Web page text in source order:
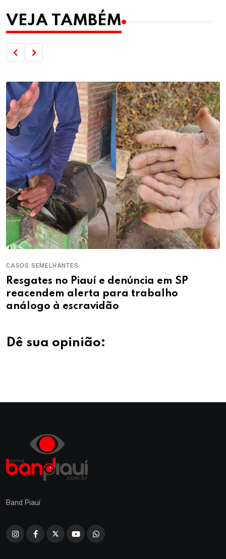
VEJA TAMBÉM
CASOS SEMELHANTES
Resgates no Piauí e denúncia em SP
reacendem alerta para trabalho
análogo à escravidão
Dê sua opinião:
Band Piauí